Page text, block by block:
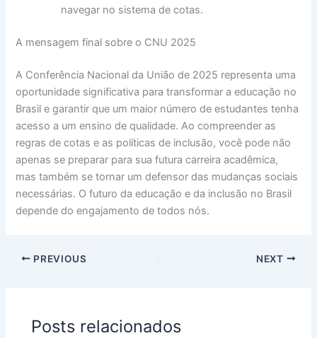
navegar no sistema de cotas.
A mensagem final sobre o CNU 2025
A Conferência Nacional da União de 2025 representa uma
oportunidade significativa para transformar a educação no
Brasil e garantir que um maior número de estudantes tenha
acesso a um ensino de qualidade. Ao compreender as
regras de cotas e as políticas de inclusão, você pode não
apenas se preparar para sua futura carreira acadêmica,
mas também se tornar um defensor das mudanças sociais
necessárias. O futuro da educação e da inclusão no Brasil
depende do engajamento de todos nós.
PREVIOUS NEXT
Posts relacionados